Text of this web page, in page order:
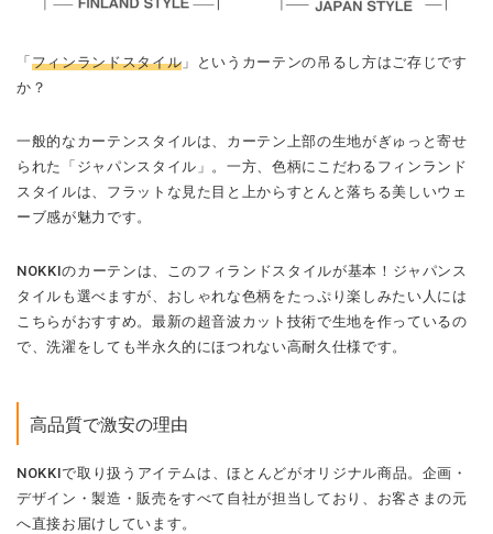
「 フィンランドスタイル 」というカーテンの吊るし方はご存じです
か？
一般的なカーテンスタイルは、カーテン上部の生地がぎゅっと寄せ
られた「ジャパンスタイル」。一方、色柄にこだわるフィンランド
スタイルは、フラットな見た目と上からすとんと落ちる美しいウェ
ーブ感が魅力です。
NOKKIのカーテンは、このフィランドスタイルが基本！ジャパンス
タイルも選べますが、おしゃれな色柄をたっぷり楽しみたい人には
こちらがおすすめ。最新の超音波カット技術で生地を作っているの
で、洗濯をしても半永久的にほつれない高耐久仕様です。
高品質で激安の理由
NOKKIで取り扱うアイテムは、ほとんどがオリジナル商品。企画・
デザイン・製造・販売をすべて自社が担当しており、お客さまの元
へ直接お届けしています。